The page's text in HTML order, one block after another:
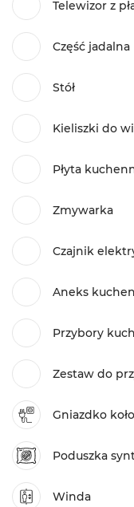
Telewizor z
Część jadalna
Stół
Kieliszki do
Płyta
Zmywarka
Czajnik
Aneks
Przybory
Zestaw do
Gniazdko
Poduszka
Winda